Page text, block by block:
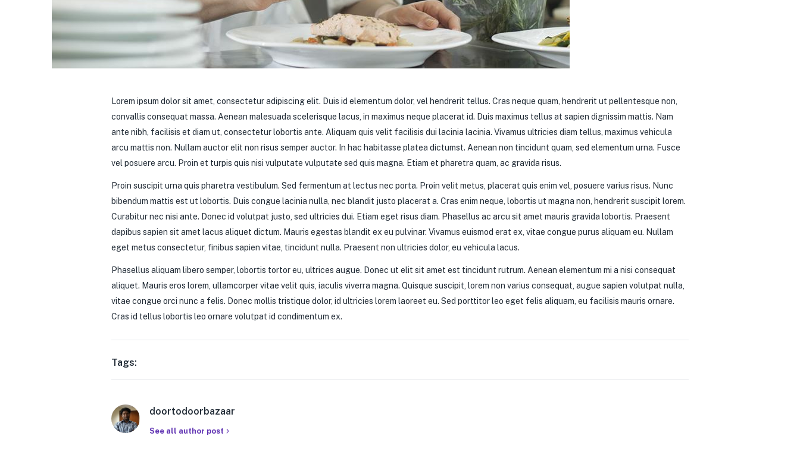
Lorem ipsum dolor sit amet, consectetur adipiscing elit. Duis id elementum dolor, vel hendrerit tellus. Cras neque quam, hendrerit ut pellentesque non,
convallis consequat massa. Aenean malesuada scelerisque lacus, in maximus neque placerat id. Duis maximus tellus at sapien dignissim mattis. Nam
ante nibh, facilisis et diam ut, consectetur lobortis ante. Aliquam quis velit facilisis dui lacinia lacinia. Vivamus ultricies diam tellus, maximus vehicula
arcu mattis non. Nullam auctor elit non risus semper auctor. In hac habitasse platea dictumst. Aenean non tincidunt quam, sed elementum urna. Fusce
vel posuere arcu. Proin et turpis quis nisi vulputate vulputate sed quis magna. Etiam et pharetra quam, ac gravida risus.
Proin suscipit urna quis pharetra vestibulum. Sed fermentum at lectus nec porta. Proin velit metus, placerat quis enim vel, posuere varius risus. Nunc
bibendum mattis est ut lobortis. Duis congue lacinia nulla, nec blandit justo placerat a. Cras enim neque, lobortis ut magna non, hendrerit suscipit lorem.
Curabitur nec nisi ante. Donec id volutpat justo, sed ultricies dui. Etiam eget risus diam. Phasellus ac arcu sit amet mauris gravida lobortis. Praesent
dapibus sapien sit amet lacus aliquet dictum. Mauris egestas blandit ex eu pulvinar. Vivamus euismod erat ex, vitae congue purus aliquam eu. Nullam
eget metus consectetur, finibus sapien vitae, tincidunt nulla. Praesent non ultricies dolor, eu vehicula lacus.
Phasellus aliquam libero semper, lobortis tortor eu, ultrices augue. Donec ut elit sit amet est tincidunt rutrum. Aenean elementum mi a nisi consequat
aliquet. Mauris eros lorem, ullamcorper vitae velit quis, iaculis viverra magna. Quisque suscipit, lorem non varius consequat, augue sapien volutpat nulla,
vitae congue orci nunc a felis. Donec mollis tristique dolor, id ultricies lorem laoreet eu. Sed porttitor leo eget felis aliquam, eu facilisis mauris ornare.
Cras id tellus lobortis leo ornare volutpat id condimentum ex.
Tags:
doortodoorbazaar
See all author post